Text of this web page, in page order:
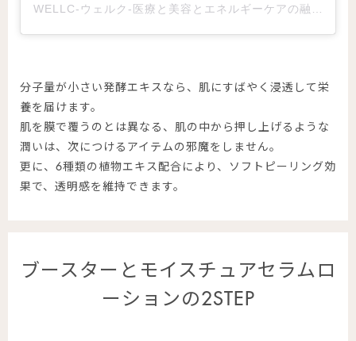
分子量が小さい発酵エキスなら、肌にすばやく浸透して栄
養を届けます。
肌を膜で覆うのとは異なる、肌の中から押し上げるような
潤いは、次につけるアイテムの邪魔をしません。
更に、6種類の植物エキス配合により、ソフトピーリング効
果で、透明感を維持できます。
ブースターとモイスチュアセラムロ
ーションの2STEP